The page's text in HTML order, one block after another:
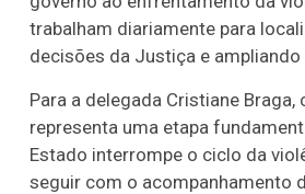
trabalham diariamente para
decisões da Justiça e ampliando
Para a delegada Cristiane
representa uma etapa
Estado interrompe o ciclo da
seguir com o acompanhamento